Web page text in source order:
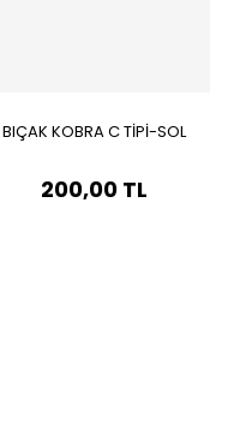
BIÇAK KOBRA C TİPİ-SOL
200,00 TL